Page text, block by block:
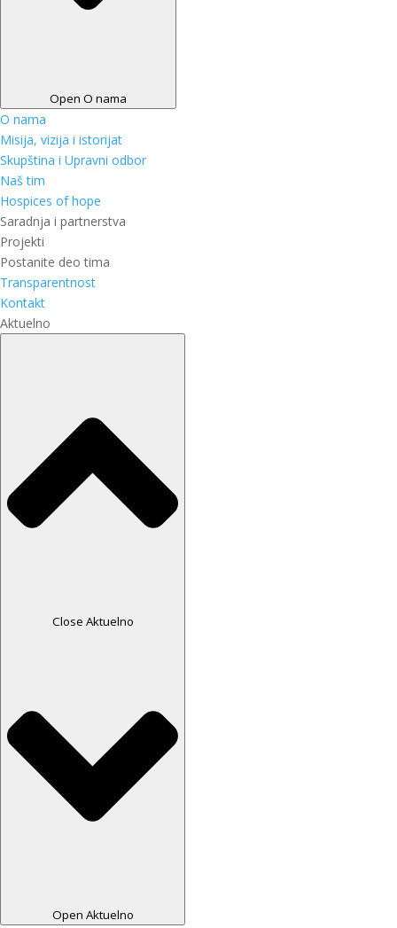
Open O nama
O nama
Misija, vizija i istorijat
Skupština i Upravni odbor
Naš tim
Hospices of hope
Saradnja i partnerstva
Projekti
Postanite deo tima
Transparentnost
Kontakt
Aktuelno
Close Aktuelno
Open Aktuelno